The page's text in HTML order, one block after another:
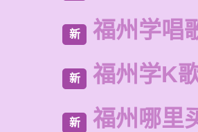
新 福州学唱
新 福州学K
新 福州哪里